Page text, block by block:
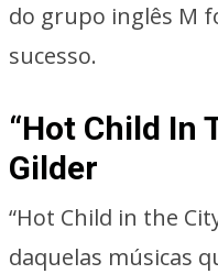
do grupo inglês M
sucesso.
“Hot Child In
Gilder
“Hot Child in the
daquelas músicas